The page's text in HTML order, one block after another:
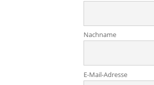
Nachname
E-Mail-Adresse